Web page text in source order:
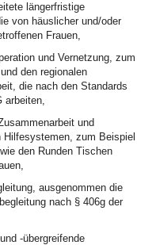
längerfristige
von häuslicher und/oder
Frauen,
und Vernetzung, zum
den regionalen
die nach den Standards
arbeiten,
und
Hilfesystemen, zum Beispiel
den Runden Tischen
ausgenommen die
nach § 406g der
-übergreifende